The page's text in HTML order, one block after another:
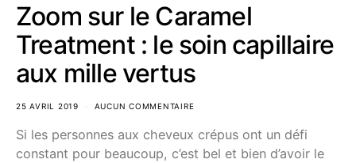
Zoom sur le Caramel
Treatment : le soin capillaire
aux mille vertus
25 AVRIL 2019 AUCUN COMMENTAIRE
Si les personnes aux cheveux crépus ont un défi
constant pour beaucoup, c’est bel et bien d’avoir le